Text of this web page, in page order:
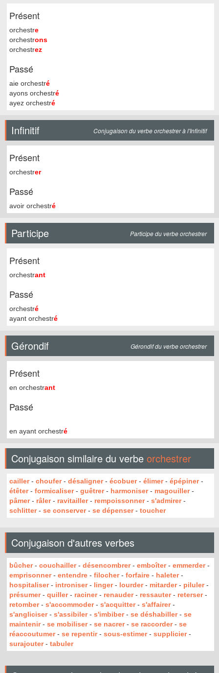
Présent
orchestre
orchestrons
orchestrez
Passé
aie orchestré
ayons orchestré
ayez orchestré
Infinitif Conjugaison du verbe orchestrer à l'Infinitif
Présent
orchestrer
Passé
avoir orchestré
Participe Participe du verbe orchestrer
Présent
orchestrant
Passé
orchestré
ayant orchestré
Gérondif Gérondif du verbe orchestrer
Présent
en orchestrant
Passé
en ayant orchestré
Conjugaison similaire du verbe orchestrer
cailler- choufer- désaligner- écobuer- élimer- épépiner-
étêter- formicaliser- guêtrer- harmoniser- magouiller-
pâmer- râler- ravitailler- rempoissonner- s'admirer-
schlitter- se conserver- se dépenser- toucher
Conjugaison d'autres verbes
bûcher- couchailler- désencombrer- emboîter- emmerder-
emprisonner- entendre - filocher- forfaire - haleter-
hospitaliser- introniser- linger- lourder- mitarder- piluler-
présumer- quiller- raciner- renauder- ressauter- reterser-
retomber- s'accommoder- s'acquitter- s'affairer-
s'angliciser- s'assibiler- s'imbiber- se déshabiller- se
maintenir- se mobiliser- se nacrer- se raccorder- se
réaccoutumer- se repentir- sous-estimer- supplicier-
surajouter- tabuler